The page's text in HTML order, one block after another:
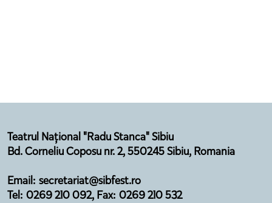
Teatrul Național "Radu Stanca" Sibiu
Bd. Corneliu Coposu nr. 2, 550245 Sibiu, Romania
Email: secretariat@sibfest.ro
Tel: 0269 210 092, Fax: 0269 210 532